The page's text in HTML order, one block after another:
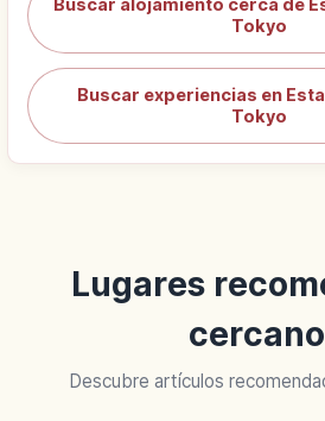
Tokyo
Buscar experiencias en
Tokyo
Lugares
Descubre artículos